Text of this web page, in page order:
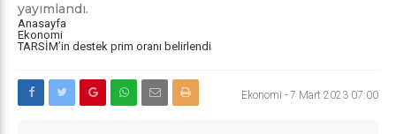
yayımlandı.
Anasayfa
Ekonomi
TARSİM’in destek prim oranı belirlendi
Ekonomi - 7 Mart 2023 07:00